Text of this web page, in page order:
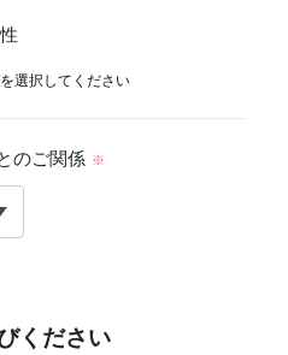
選択してください
のご関係 ※
ください